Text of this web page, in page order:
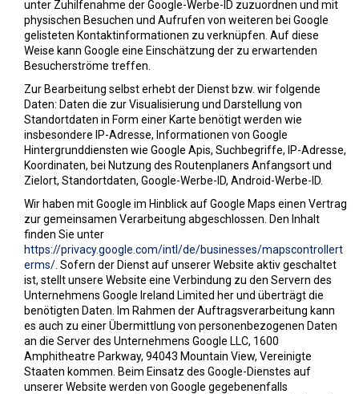
unter Zuhilfenahme der Google-Werbe-ID zuzuordnen und mit
physischen Besuchen und Aufrufen von weiteren bei Google
gelisteten Kontaktinformationen zu verknüpfen. Auf diese
Weise kann Google eine Einschätzung der zu erwartenden
Besucherströme treffen.
Zur Bearbeitung selbst erhebt der Dienst bzw. wir folgende
Daten: Daten die zur Visualisierung und Darstellung von
Standortdaten in Form einer Karte benötigt werden wie
insbesondere IP-Adresse, Informationen von Google
Hintergrunddiensten wie Google Apis, Suchbegriffe, IP-Adresse,
Koordinaten, bei Nutzung des Routenplaners Anfangsort und
Zielort, Standortdaten, Google-Werbe-ID, Android-Werbe-ID.
Wir haben mit Google im Hinblick auf Google Maps einen Vertrag
zur gemeinsamen Verarbeitung abgeschlossen. Den Inhalt
finden Sie unter
https://privacy.google.com/intl/de/businesses/mapscontrollert
erms/ . Sofern der Dienst auf unserer Website aktiv geschaltet
ist, stellt unsere Website eine Verbindung zu den Servern des
Unternehmens Google Ireland Limited her und überträgt die
benötigten Daten. Im Rahmen der Auftragsverarbeitung kann
es auch zu einer Übermittlung von personenbezogenen Daten
an die Server des Unternehmens Google LLC, 1600
Amphitheatre Parkway, 94043 Mountain View, Vereinigte
Staaten kommen. Beim Einsatz des Google-Dienstes auf
unserer Website werden von Google gegebenenfalls